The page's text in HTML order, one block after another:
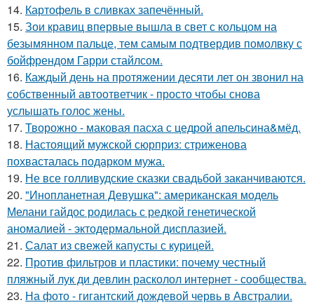
14. Картофель в сливках запечённый.
15. Зои кравиц впервые вышла в свет с кольцом на
безымянном пальце, тем самым подтвердив помолвку с
бойфрендом Гарри стайлсом.
16. Каждый день на протяжении десяти лет он звонил на
собственный автоответчик - просто чтобы снова
услышать голос жены.
17. Творожно - маковая пасха с цедрой апельсина&мёд.
18. Настоящий мужской сюрприз: стриженова
похвасталась подарком мужа.
19. Не все голливудские сказки свадьбой заканчиваются.
20. "Инопланетная Девушка": американская модель
Мелани гайдос родилась с редкой генетической
аномалией - эктодермальной дисплазией.
21. Салат из свежей капусты с курицей.
22. Против фильтров и пластики: почему честный
пляжный лук ди девлин расколол интернет - сообщества.
23. На фото - гигантский дождевой червь в Австралии.